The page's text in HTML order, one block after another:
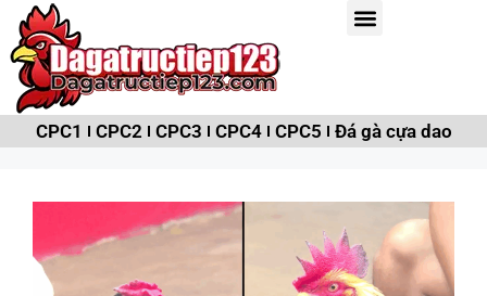
CPC1 CPC2 CPC3 CPC4 CPC5 Đá gà cựa dao